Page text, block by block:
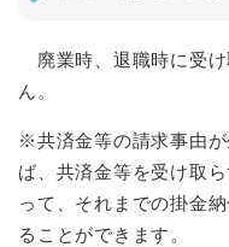
廃業時、退職時に受
ん。
※共済金等の請求事由
ば、共済金等を受け取
って、それまでの掛金
ることができます。